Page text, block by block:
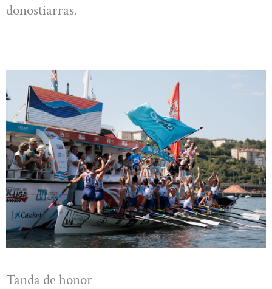
donostiarras.
Tanda de honor